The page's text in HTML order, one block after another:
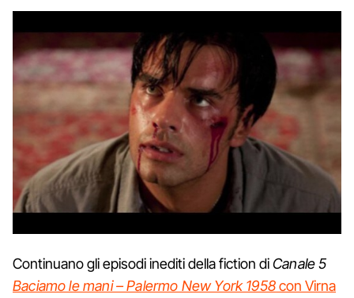
Continuano gli episodi inediti della fiction diCanale 5
Baciamo le mani – Palermo New York 1958con Virna